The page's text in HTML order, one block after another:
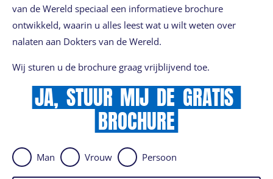
van de Wereld speciaal een informatieve brochure
ontwikkeld, waarin u alles leest wat u wilt weten over
nalaten aan Dokters van de Wereld.
Wij sturen u de brochure graag vrijblijvend toe.
JA, STUUR MIJ DE GRATIS
BROCHURE
Man Vrouw Persoon